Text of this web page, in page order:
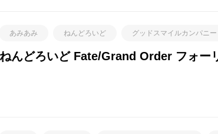
あみあみ ねんどろいど グッドスマイルカンパニー
んどろいど Fate/Grand Order フォー